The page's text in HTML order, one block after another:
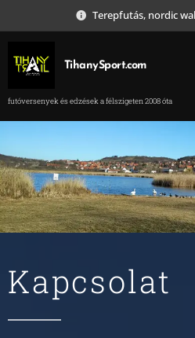
Terepfutás, nordic
TihanySport.com
futóversenyek és edzések a félszigeten 2008 óta
Kapcsolat